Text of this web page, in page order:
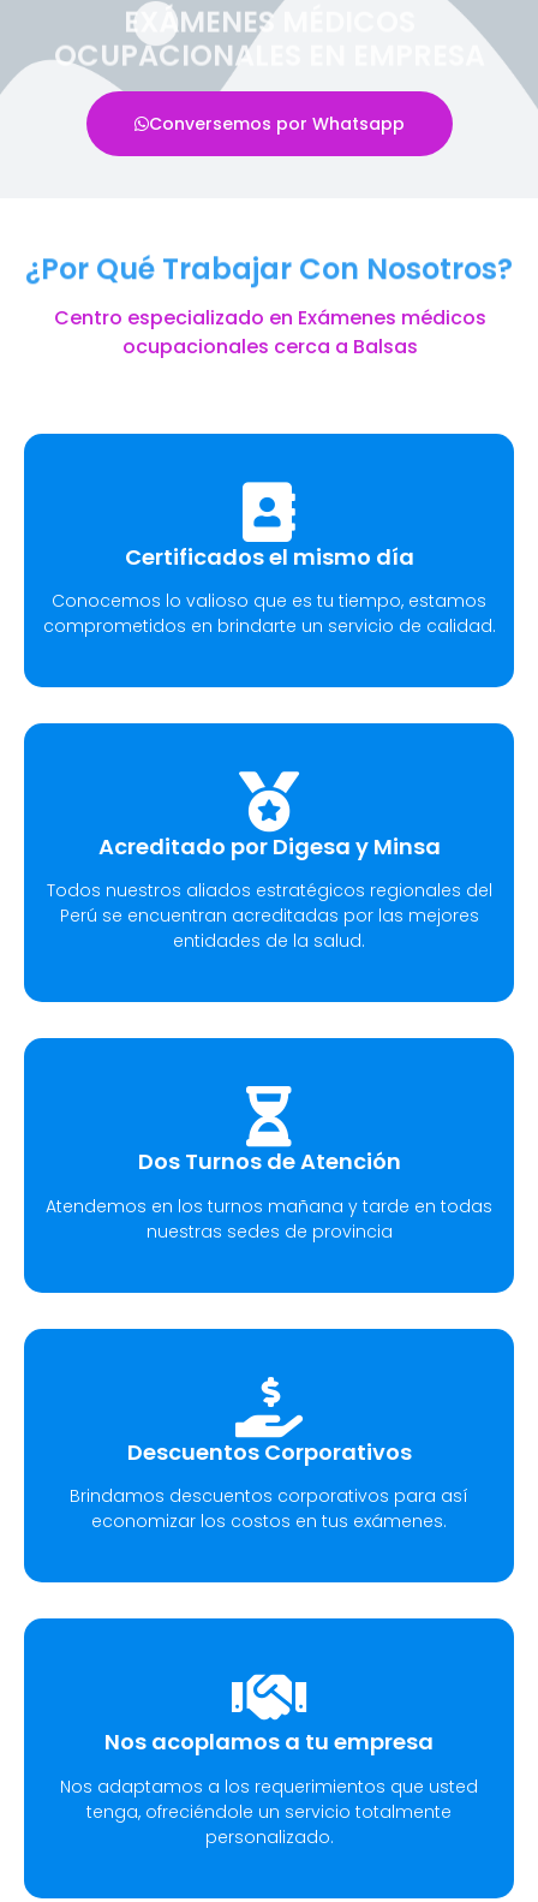
EXÁMENES MÉDICOS
OCUPACIONALES EN EMPRESA
Conversemos por Whatsapp
¿Por Qué Trabajar Con Nosotros?
Centro especializado en Exámenes médicos
ocupacionales cerca a Balsas
Certificados el mismo día
Conocemos lo valioso que es tu tiempo, estamos
comprometidos en brindarte un servicio de calidad.
Acreditado por Digesa y Minsa
Todos nuestros aliados estratégicos regionales del
Perú se encuentran acreditadas por las mejores
entidades de la salud.
Dos Turnos de Atención
Atendemos en los turnos mañana y tarde en todas
nuestras sedes de provincia
Descuentos Corporativos
Brindamos descuentos corporativos para así
economizar los costos en tus exámenes.
Nos acoplamos a tu empresa
Nos adaptamos a los requerimientos que usted
tenga, ofreciéndole un servicio totalmente
personalizado.